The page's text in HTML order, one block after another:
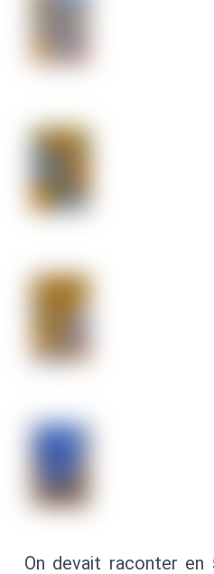
On devait raconter en